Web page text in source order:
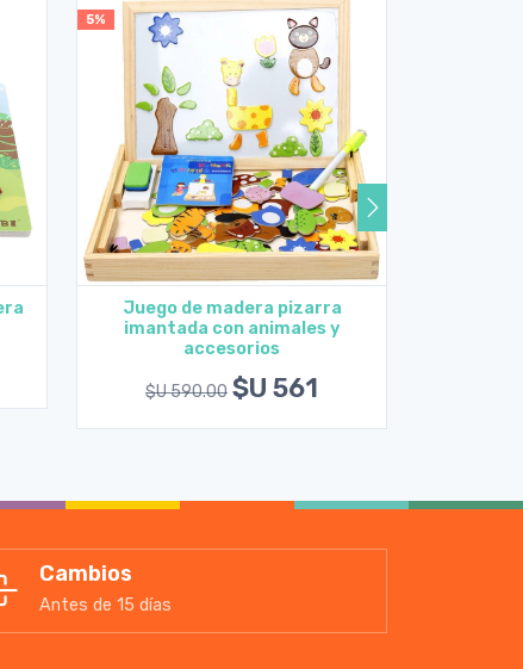
5%
Agregar al carrito
Juego de madera pizarra
imantada con animales y
accesorios
$U 590.00 $U 561
Cambios
Antes de 15 días